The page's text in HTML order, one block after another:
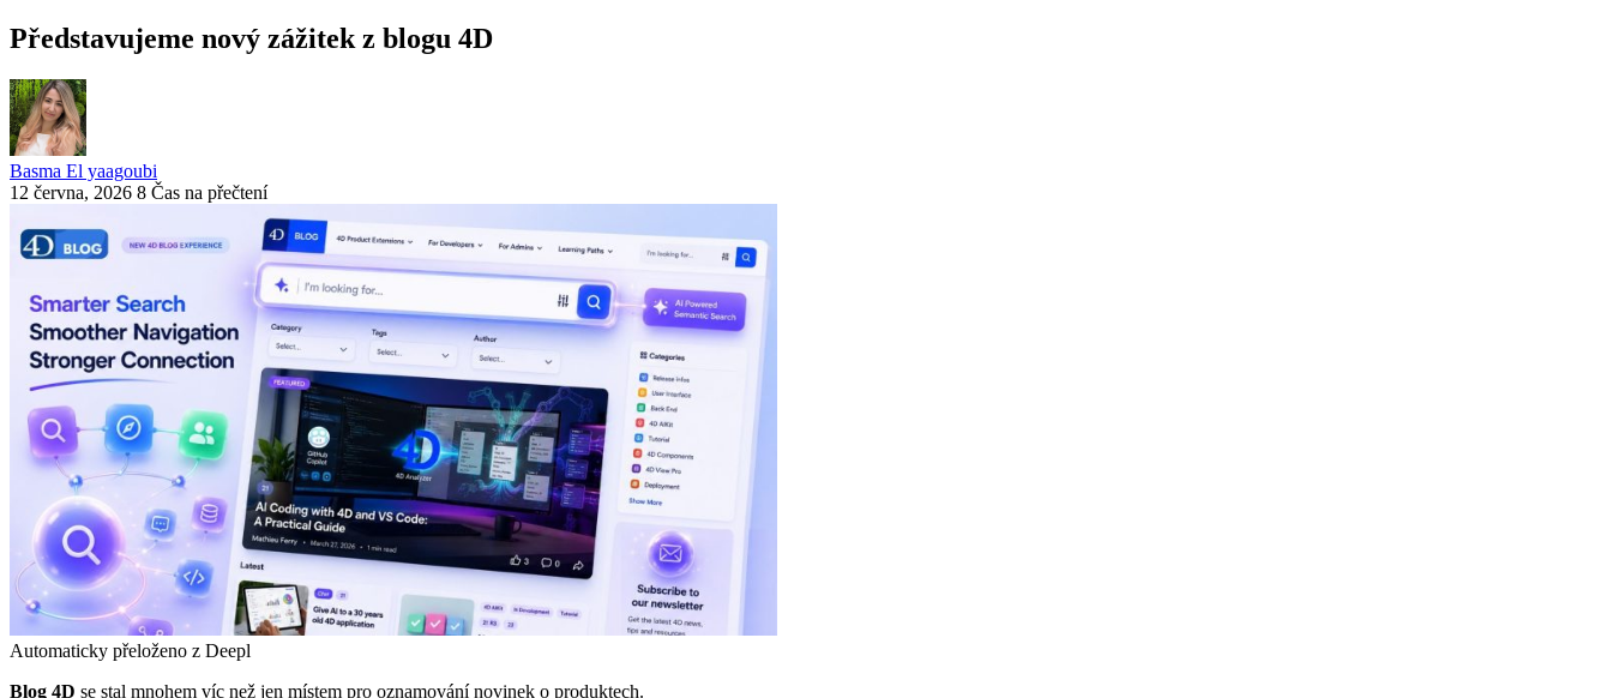
Představujeme nový zážitek z blogu 4D
Basma El yaagoubi
12 června, 2026 8 Čas na přečtení
Automaticky přeloženo z Deepl
Blog 4D se stal mnohem víc než jen místem pro oznamování novinek o produktech.